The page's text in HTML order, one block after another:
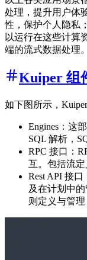
处理，提升用户体
性，保护个人隐私
以运行在这些计算
端的流式数据处理。
Kuiper 组
如下图所示，
Engines：这
SQL 解析，
RPC 接口：
互。包括流
Rest API 接
及在计划中
则定义与管